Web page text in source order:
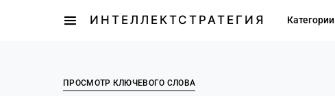
ИНТЕЛЛЕКТСТРАТЕГИЯ Категории
ПРОСМОТР КЛЮЧЕВОГО СЛОВА